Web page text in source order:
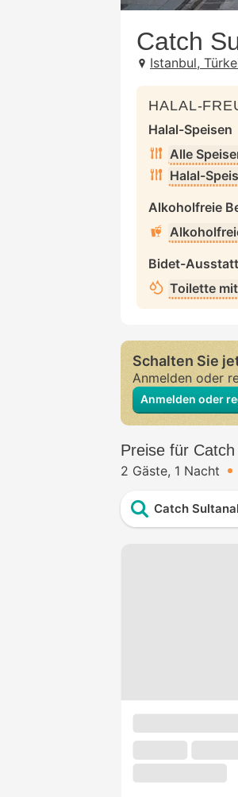
Catch
Istanbul,
HALAL-
Halal-Speisen
Alle
Halal-
Alkoholfreie
Bidet-
Toilette
Schalten Sie
Anmelden oder
Anmelden oder
Preise für
2 Gäste 1 Nacht
Catch